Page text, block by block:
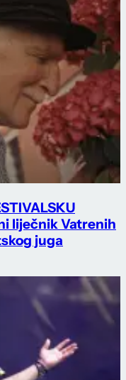
liječnik Vatrenih
juga